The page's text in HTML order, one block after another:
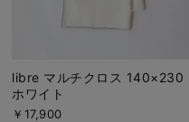
libre マルチクロス 140×230
ホワイト
￥17,900